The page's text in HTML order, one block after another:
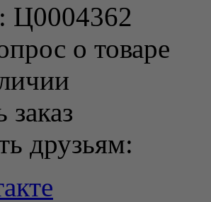
Ц0004362
о товаре
заказ
друзьям: